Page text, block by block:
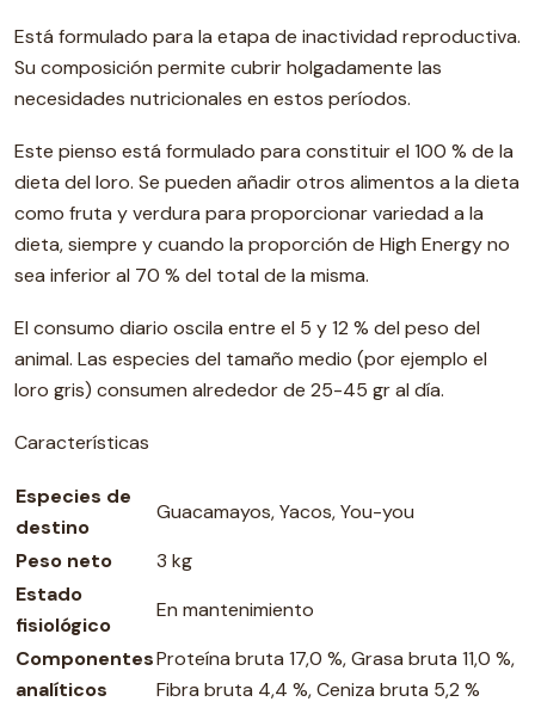
Está formulado para la etapa de inactividad reproductiva.
Su composición permite cubrir holgadamente las
necesidades nutricionales en estos períodos.
Este pienso está formulado para constituir el 100 % de la
dieta del loro. Se pueden añadir otros alimentos a la dieta
como fruta y verdura para proporcionar variedad a la
dieta, siempre y cuando la proporción de High Energy no
sea inferior al 70 % del total de la misma.
El consumo diario oscila entre el 5 y 12 % del peso del
animal. Las especies del tamaño medio (por ejemplo el
loro gris) consumen alrededor de 25-45 gr al día.
Características
Especies de
destino
Guacamayos, Yacos, You-you
Peso neto
3 kg
Estado
fisiológico
En mantenimiento
Componentes
analíticos
Proteína bruta 17,0 %, Grasa bruta 11,0 %,
Fibra bruta 4,4 %, Ceniza bruta 5,2 %